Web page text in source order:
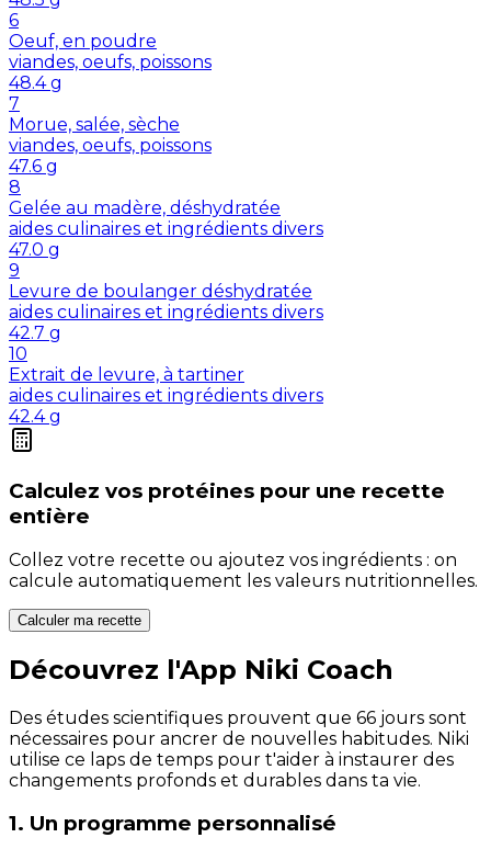
6
Oeuf, en poudre
viandes, oeufs, poissons
48.4 g
7
Morue, salée, sèche
viandes, oeufs, poissons
47.6 g
8
Gelée au madère, déshydratée
aides culinaires et ingrédients divers
47.0 g
9
Levure de boulanger déshydratée
aides culinaires et ingrédients divers
42.7 g
10
Extrait de levure, à tartiner
aides culinaires et ingrédients divers
42.4 g
Calculez vos protéines pour une recette
entière
Collez votre recette ou ajoutez vos ingrédients : on
calcule automatiquement les valeurs nutritionnelles.
Calculer ma recette
Découvrez l'App Niki Coach
Des études scientifiques prouvent que 66 jours sont
nécessaires pour ancrer de nouvelles habitudes. Niki
utilise ce laps de temps pour t'aider à instaurer des
changements profonds et durables dans ta vie.
1. Un programme personnalisé